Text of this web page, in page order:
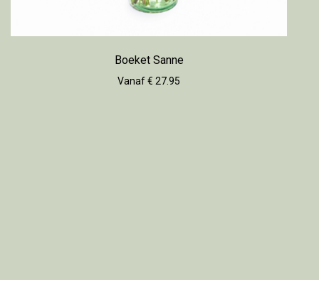
Boeket Sanne
Vanaf € 27.95